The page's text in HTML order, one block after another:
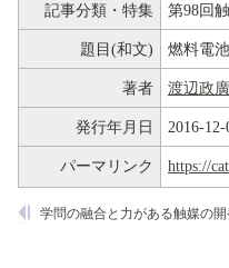
記事分類・特集 第98回
題目(和文) 燃料電
著者 渡辺政廣
発行年月日 2016-12-
パーマリンク https://
学問の融合と力がある触媒の開